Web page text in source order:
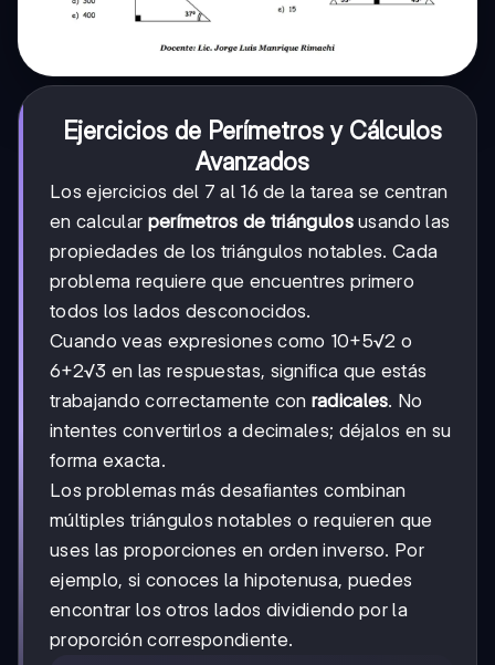
Ejercicios de Perímetros y Cálculos
Avanzados
Los ejercicios del 7 al 16 de la tarea se centran
en calcular perímetros de triángulosusando las
propiedades de los triángulos notables. Cada
problema requiere que encuentres primero
todos los lados desconocidos.
Cuando veas expresiones como 10+5√2 o
6+2√3 en las respuestas, significa que estás
trabajando correctamente con radicales. No
intentes convertirlos a decimales; déjalos en su
forma exacta.
Los problemas más desafiantes combinan
múltiples triángulos notables o requieren que
uses las proporciones en orden inverso. Por
ejemplo, si conoces la hipotenusa, puedes
encontrar los otros lados dividiendo por la
proporción correspondiente.